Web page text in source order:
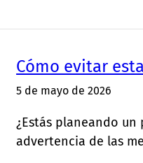
Cómo evitar
5 de mayo de 2026
¿Estás planeando
advertencia de las